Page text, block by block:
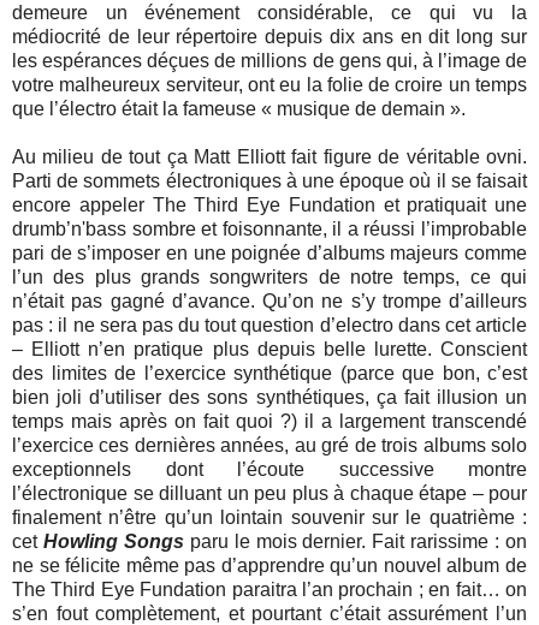
demeure un événement considérable, ce qui vu la
médiocrité de leur répertoire depuis dix ans en dit long sur
les espérances déçues de millions de gens qui, à l’image de
votre malheureux serviteur, ont eu la folie de croire un temps
que l’électro était la fameuse « musique de demain ».
Au milieu de tout ça Matt Elliott fait figure de véritable ovni.
Parti de sommets électroniques à une époque où il se faisait
encore appeler The Third Eye Fundation et pratiquait une
drumb’n'bass sombre et foisonnante, il a réussi l’improbable
pari de s’imposer en une poignée d’albums majeurs comme
l’un des plus grands songwriters de notre temps, ce qui
n’était pas gagné d’avance. Qu’on ne s’y trompe d’ailleurs
pas : il ne sera pas du tout question d’electro dans cet article
– Elliott n’en pratique plus depuis belle lurette. Conscient
des limites de l’exercice synthétique (parce que bon, c’est
bien joli d’utiliser des sons synthétiques, ça fait illusion un
temps mais après on fait quoi ?) il a largement transcendé
l’exercice ces dernières années, au gré de trois albums solo
exceptionnels dont l’écoute successive montre
l’électronique se dilluant un peu plus à chaque étape – pour
finalement n’être qu’un lointain souvenir sur le quatrième :
cet Howling Songsparu le mois dernier. Fait rarissime : on
ne se félicite même pas d’apprendre qu’un nouvel album de
The Third Eye Fundation paraitra l’an prochain ; en fait… on
s’en fout complètement, et pourtant c’était assurément l’un